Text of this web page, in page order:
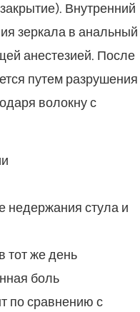
Внутренний
зеркала в анальный
анестезией. После
путем разрушения
волокну с
недержания стула и
тот же день
боль
по сравнению с